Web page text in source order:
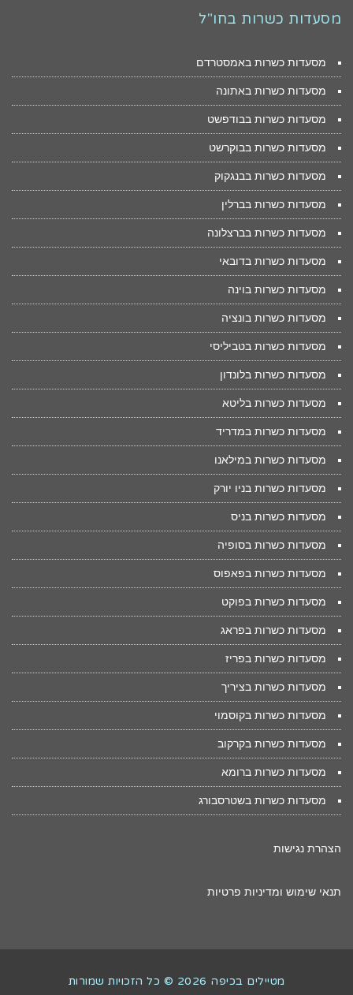
מסעדות כשרות בחו"ל
מסעדות כשרות באמסטרדם
מסעדות כשרות באתונה
מסעדות כשרות בבודפשט
מסעדות כשרות בבוקרשט
מסעדות כשרות בבנגקוק
מסעדות כשרות בברלין
מסעדות כשרות בברצלונה
מסעדות כשרות בדובאי
מסעדות כשרות בוינה
מסעדות כשרות בונציה
מסעדות כשרות בטביליסי
מסעדות כשרות בלונדון
מסעדות כשרות בליטא
מסעדות כשרות במדריד
מסעדות כשרות במילאנו
מסעדות כשרות בניו יורק
מסעדות כשרות בניס
מסעדות כשרות בסופיה
מסעדות כשרות בפאפוס
מסעדות כשרות בפוקט
מסעדות כשרות בפראג
מסעדות כשרות בפריז
מסעדות כשרות בציריך
מסעדות כשרות בקוסמוי
מסעדות כשרות בקרקוב
מסעדות כשרות ברומא
מסעדות כשרות בשטרסבורג
הצהרת נגישות
תנאי שימוש ומדיניות פרטיות
מטיילים בכיפה 2026 © כל הזכויות שמורות